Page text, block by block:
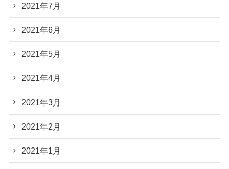
2021年7月
2021年6月
2021年5月
2021年4月
2021年3月
2021年2月
2021年1月